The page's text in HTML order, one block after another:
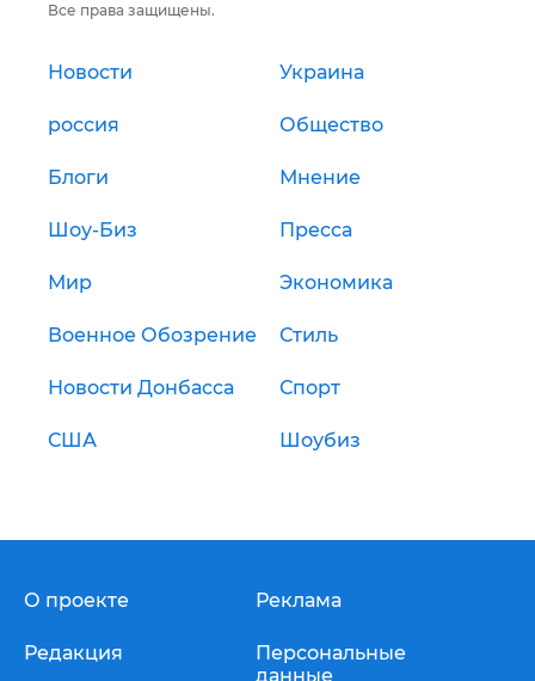
Все права защищены.
Новости Украина
россия Общество
Блоги Мнение
Шоу-Биз Пресса
Мир Экономика
Военное Обозрение Стиль
Новости Донбасса Спорт
США Шоубиз
О проекте
Редакция
Реклама
Персональные
данные